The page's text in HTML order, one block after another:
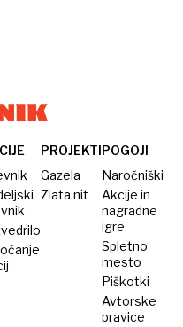
PROJEKTI
Gazela
Zlata nit
POGOJI
Naročniški
Akcije in
nagradne
igre
Spletno
mesto
Piškotki
Avtorske
pravice